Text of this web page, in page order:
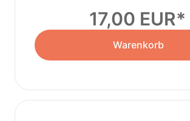
17,00 EUR
Warenkorb